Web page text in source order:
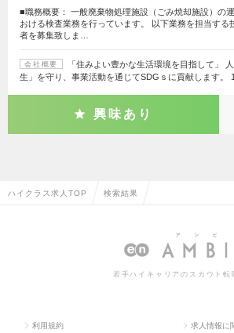
■職務概要： 一般廃棄物処理施設（ごみ焼却施設）の
おける検査業務を行っています。 以下業務を担当する
者を募集致しま…
会社概要
「住みよい豊かな生活環境を目指して」
生」を守り、事業活動を通じてSDGｓに貢献します。
興味あり
ハイクラス求人TOP 検索結果
若手ハイキャリアのスカウト転
利用規約 求人情報に